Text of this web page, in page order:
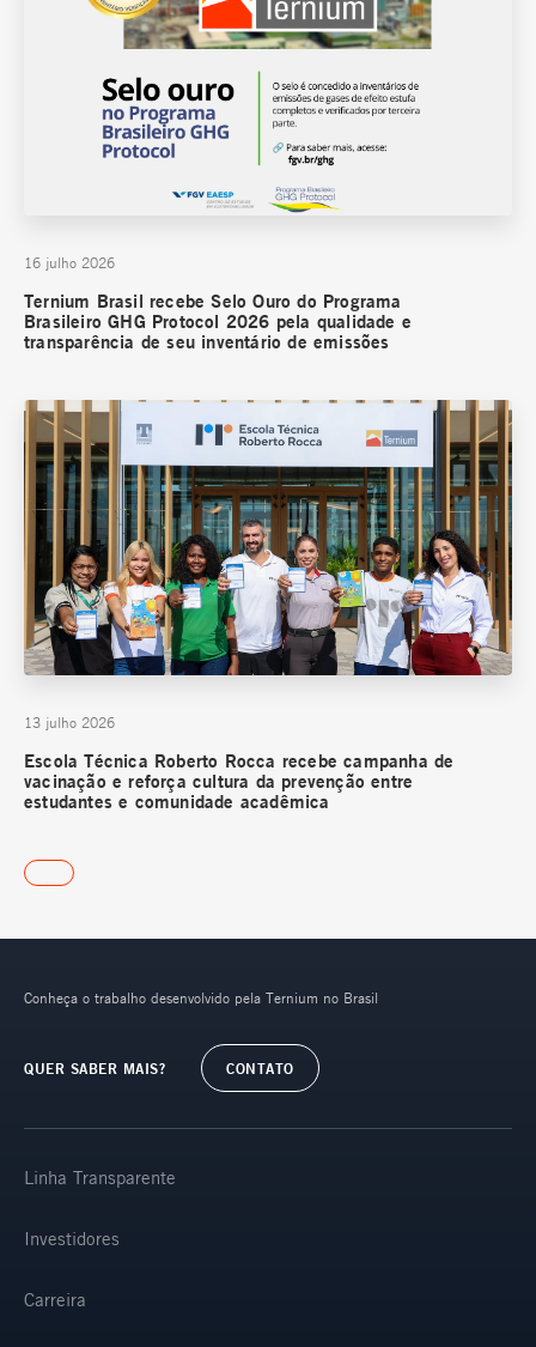
16 julho 2026
Ternium Brasil recebe Selo Ouro do Programa
Brasileiro GHG Protocol 2026 pela qualidade e
transparência de seu inventário de emissões
13 julho 2026
Escola Técnica Roberto Rocca recebe campanha de
vacinação e reforça cultura da prevenção entre
estudantes e comunidade acadêmica
Conheça o trabalho desenvolvido pela Ternium no Brasil
QUER SABER MAIS? CONTATO
Linha Transparente
Investidores
Carreira